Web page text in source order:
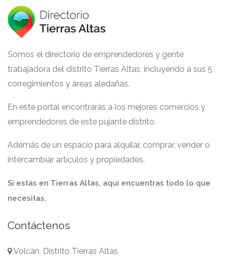
Somos el directorio de emprendedores y gente
trabajadora del distrito Tierras Altas, incluyendo a sus 5
corregimientos y áreas aledañas.
En este portal encontrarás a los mejores comercios y
emprendedores de este pujante distrito.
Además de un espacio para alquilar, comprar, vender o
intercambiar artículos y propiedades.
Si estás en Tierras Altas, aquí encuentras todo lo que
necesitas.
Contáctenos
Volcán, Distrito Tierras Altas